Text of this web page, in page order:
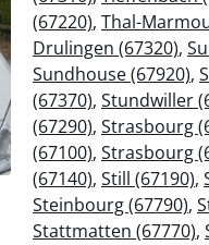
(67220), Thal-
Drulingen (67320),
Sundhouse (67920),
(67370), Stundwiller
(67290), Strasbourg
(67100), Strasbourg
(67140), Still (67190),
Steinbourg (67790),
Stattmatten (67770),